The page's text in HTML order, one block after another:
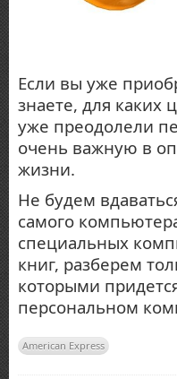
Если вы уже
знаете, для каких
уже преодолели
очень важную в
жизни.
Не будем
самого
специальных
книг, разберем
которыми
персональном
American Express